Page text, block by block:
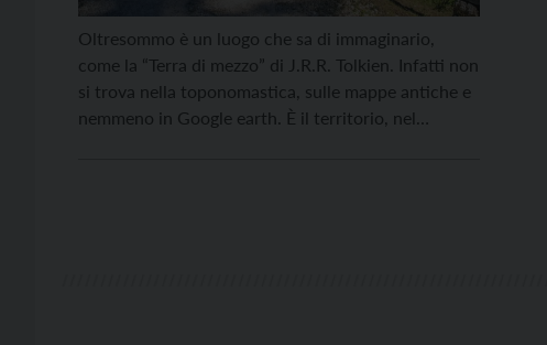
Oltresommo è un luogo che sa di immaginario,
come la “Terra di mezzo” di J.R.R. Tolkien. Infatti non
si trova nella toponomastica, sulle mappe antiche e
nemmeno in Google earth. È il territorio, nel